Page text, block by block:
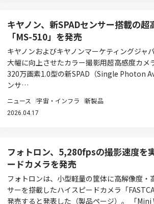
キヤノン、新SPADセンサー搭載の超
「MS-510」を発売
キヤノンおよびキヤノンマーケティングジャ
大幅に向上させたカラー撮影用超高感度カメ
320万画素1.0型の新SPAD（Single Photon
ンサ…
ニュース 宇宙・インフラ 新製品
2026.04.17
フォトロン、5,280fpsの撮影速度を
ードカメラを発売
フォトロンは、小型軽量の筐体に高解像度・
サーを搭載したハイスピードカメラ「
発売すると発表した（製品ページ）。 「Mini